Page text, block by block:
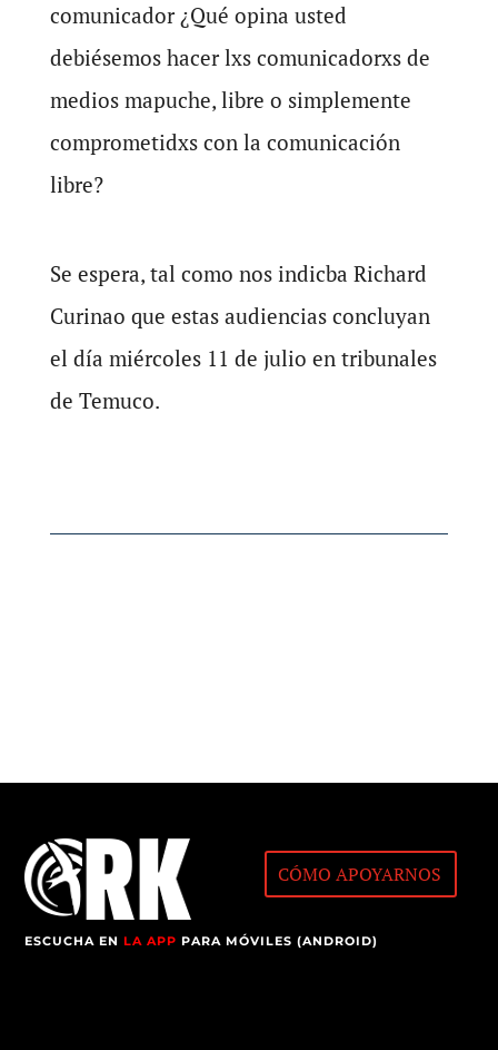
comunicador ¿Qué opina usted
debiésemos hacer lxs comunicadorxs de
medios mapuche, libre o simplemente
comprometidxs con la comunicación
libre?
Se espera, tal como nos indicba Richard
Curinao que estas audiencias concluyan
el día miércoles 11 de julio en tribunales
de Temuco.
CÓMO APOYARNOS
ESCUCHA ENLA APP PARA MÓVILES (ANDROID)